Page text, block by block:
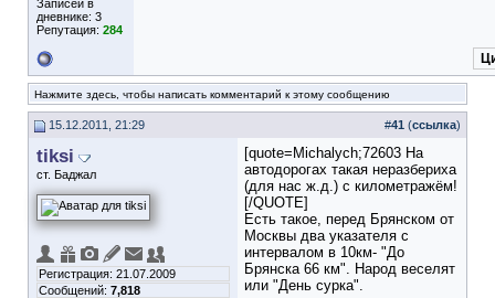
Записей в
дневнике: 3
Репутация: 284
Нажмите здесь, чтобы написать комментарий к этому сообщению
15.12.2011, 21:29 #41 (ссылка)
tiksi
ст. Баджал
Регистрация: 21.07.2009
Сообщений: 7,818
[quote=Michalych;72603 На
автодорогах такая неразбериха
(для нас ж.д.) с километражём!
[/QUOTE]
Есть такое, перед Брянском от
Москвы два указателя с
интервалом в 10км- "До
Брянска 66 км". Народ веселят
или "День сурка".